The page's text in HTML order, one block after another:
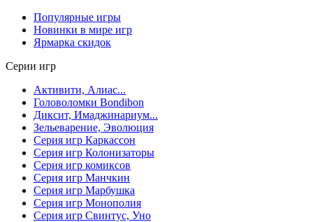
Популярные игры
Новинки в мире игр
Ярмарка скидок
Серии игр
Активити, Алиас...
Головоломки Bondibon
Диксит, Имаджинариум...
Зельеварение, Эволюция
Серия игр Каркассон
Серия игр Колонизаторы
Серия игр комиксов
Серия игр Манчкин
Серия игр Марбушка
Серия игр Монополия
Серия игр Свинтус, Уно